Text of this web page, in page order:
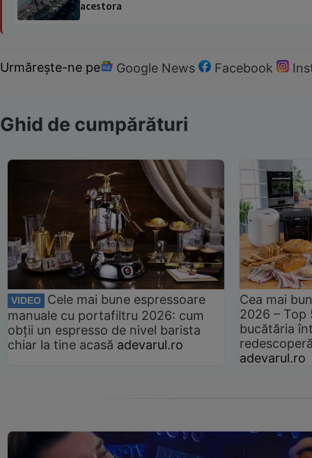
acestora
Urmărește-ne pe Google News Facebook
Ghid de cumpărături
VIDEO
Cele mai bune espressoare
manuale cu portafiltru 2026: cum
obții un espresso de nivel barista
chiar la tine acasă adevarul.ro
Cea mai
2026 –
bucătăria
adevarul.ro